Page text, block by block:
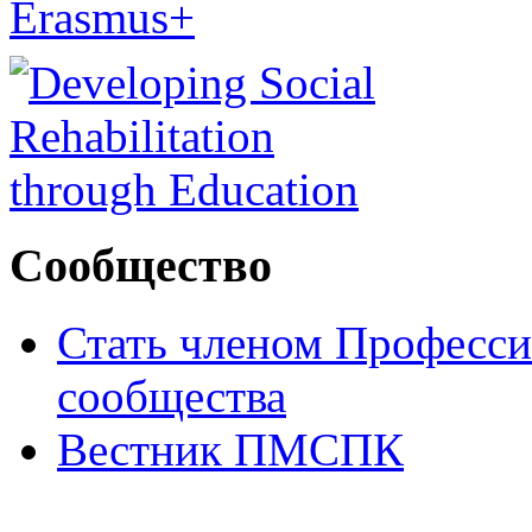
Сообщество
Стать членом
сообщества
Вестник ПМСПК